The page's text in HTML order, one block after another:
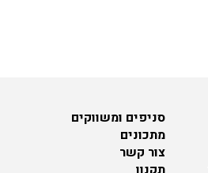
סניפים ומשווקים
מתכונים
צור קשר